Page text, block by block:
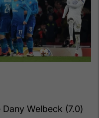
Welbeck (7.0)